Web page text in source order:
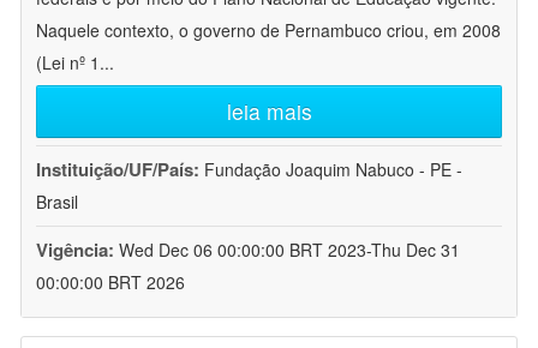
Naquele contexto, o governo de Pernambuco criou, em 2008
(Lei nº 1 ...
leia mais
Instituição/UF/País: Fundação Joaquim Nabuco - PE -
Brasil
Vigência: Wed Dec 06 00:00:00 BRT 2023-Thu Dec 31
00:00:00 BRT 2026